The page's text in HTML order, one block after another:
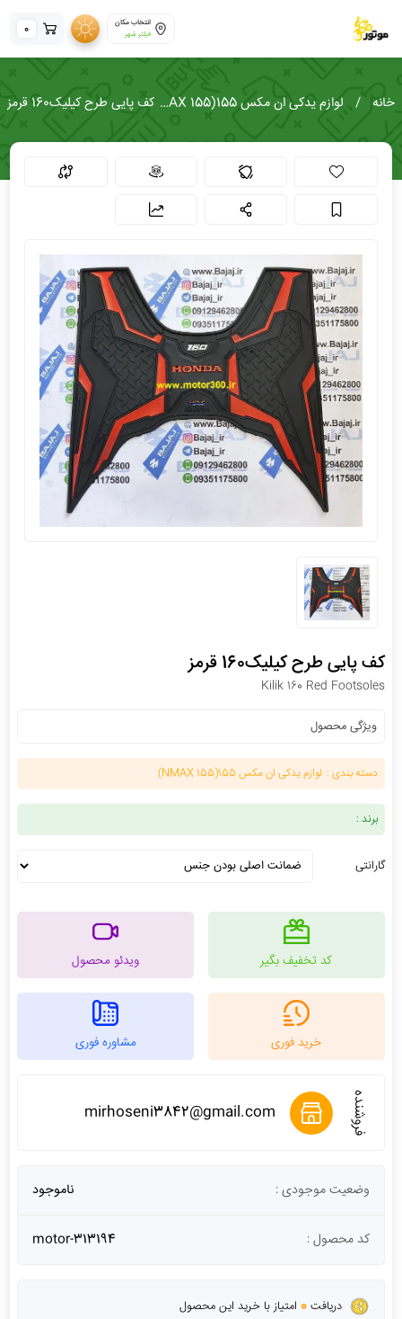
انتخاب مکان
فیلتر شهر
0
خانه لوازم یدکی ان مکس 155(NMAX 155) کف پایی طرح کیلیک160 قرمز
کف پایی طرح کیلیک160 قرمز
Kilik 160 Red Footsoles
ویژگی محصول
دسته بندی : لوازم یدکی ان مکس 155(NMAX 155)
برند :
گارانتی
کد تخفیف بگیر ویدئو محصول
خرید فوری مشاوره فوری
فروشنده mirhoseni3842@gmail.com
وضعیت موجودی : ناموجود
کد محصول : motor-313194
دریافت 0امتیاز با خرید این محصول